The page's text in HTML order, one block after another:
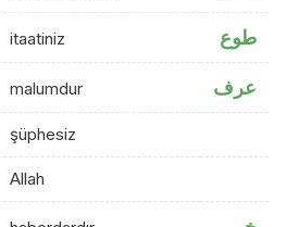
itaatiniz طوع
malumdur عرف
şüphesiz
Allah